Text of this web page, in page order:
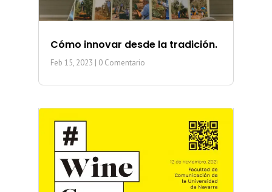
Cómo innovar desde la tradición.
Feb 15, 2023 | 0 Comentario